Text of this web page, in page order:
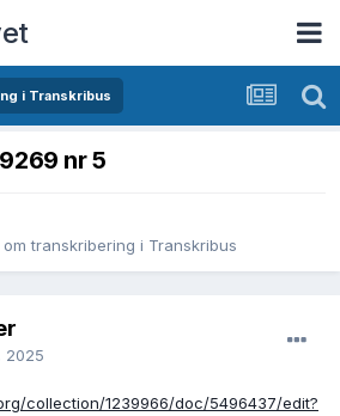
i Transkribus
nr 5
om transkribering i Transkribus
2025
collection/1239966/doc/5496437/edit?